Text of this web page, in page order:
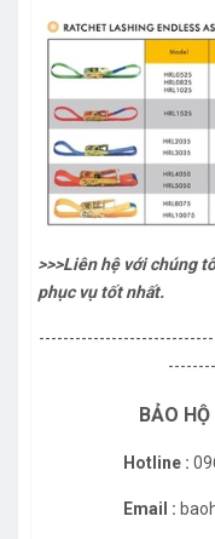
>>>Liên hệ với chúng
phục vụ tốt nhất.
BẢO
Hotline :
Email :